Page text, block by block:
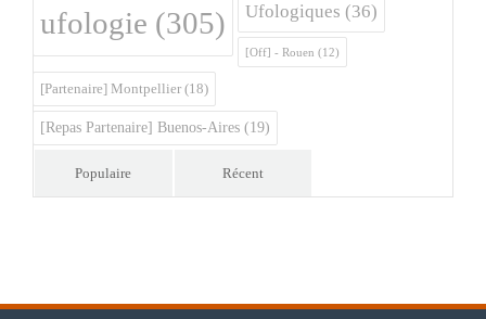
ufologie (305) Ufologiques (36)
[Off] - Rouen (12)
[Partenaire] Montpellier (18)
[Repas Partenaire] Buenos-Aires (19)
Populaire Récent